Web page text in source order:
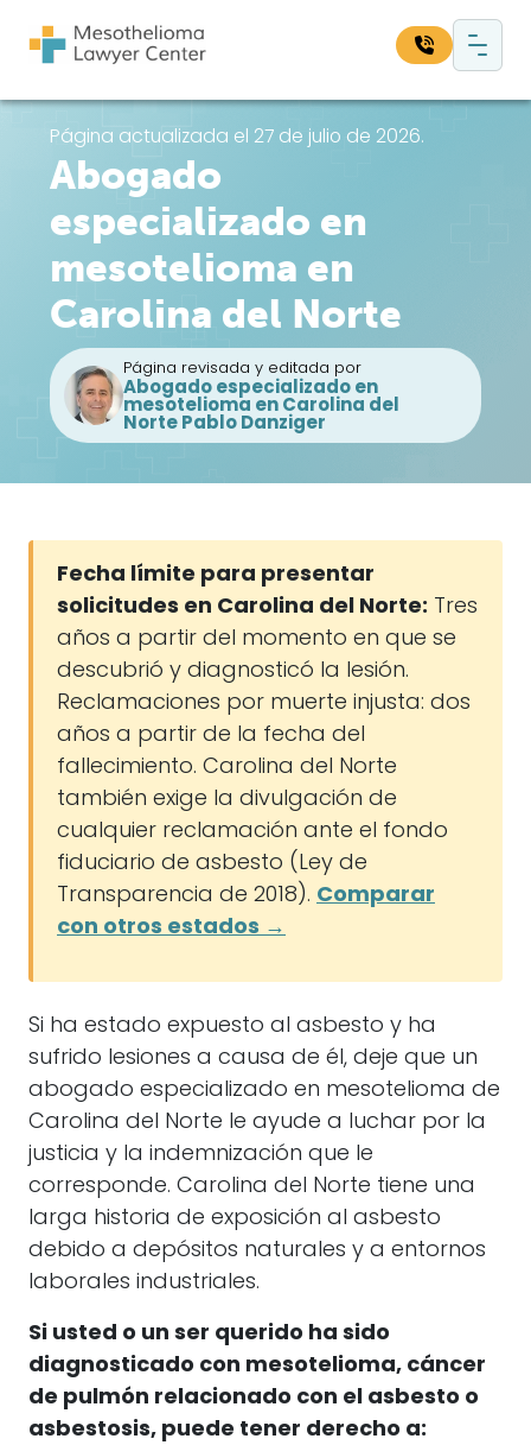
Navegación principal
Busque en nuestro sitio web:
Página actualizada el 27 de julio de 2026.
Abogado
especializado en
mesotelioma en
Carolina del Norte
Página revisada y editada por
Abogado especializado en
mesotelioma en Carolina del
Norte Pablo Danziger
Fecha límite para presentar
solicitudes en Carolina del Norte: Tres
años a partir del momento en que se
descubrió y diagnosticó la lesión.
Reclamaciones por muerte injusta: dos
años a partir de la fecha del
fallecimiento. Carolina del Norte
también exige la divulgación de
cualquier reclamación ante el fondo
fiduciario de asbesto (Ley de
Transparencia de 2018). Comparar
con otros estados →
Si ha estado expuesto al asbesto y ha
sufrido lesiones a causa de él, deje que un
abogado especializado en mesotelioma de
Carolina del Norte le ayude a luchar por la
justicia y la indemnización que le
corresponde. Carolina del Norte tiene una
larga historia de exposición al asbesto
debido a depósitos naturales y a entornos
laborales industriales.
Si usted o un ser querido ha sido
diagnosticado con mesotelioma, cáncer
de pulmón relacionado con el asbesto o
asbestosis, puede tener derecho a: